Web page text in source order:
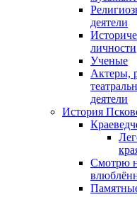
деятели
личности
Ученые
Актеры,
деятели
История
Смотрю